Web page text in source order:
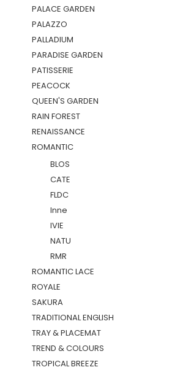
PALACE GARDEN
PALAZZO
PALLADIUM
PARADISE GARDEN
PATISSERIE
PEACOCK
QUEEN'S GARDEN
RAIN FOREST
RENAISSANCE
ROMANTIC
BLOS
CATE
FLDC
Inne
IVIE
NATU
RMR
ROMANTIC LACE
ROYALE
SAKURA
TRADITIONAL ENGLISH
TRAY & PLACEMAT
TREND & COLOURS
TROPICAL BREEZE